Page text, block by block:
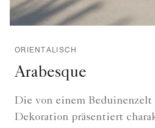
ORIENTALISCH
Arabesque
Die von einem
Dekoration präsentiert